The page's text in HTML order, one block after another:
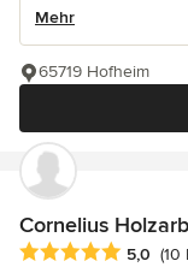
Mehr
65719 Hofheim
Cornelius
Durchschnittliche
5,0 (10